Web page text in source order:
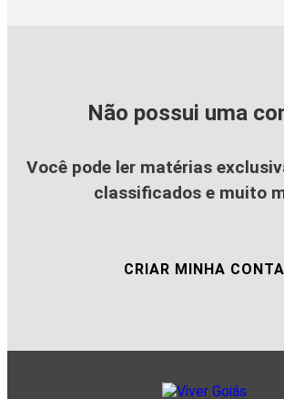
Não possui uma
Você pode ler matérias
classificados e muito
CRIAR MINHA CONTA